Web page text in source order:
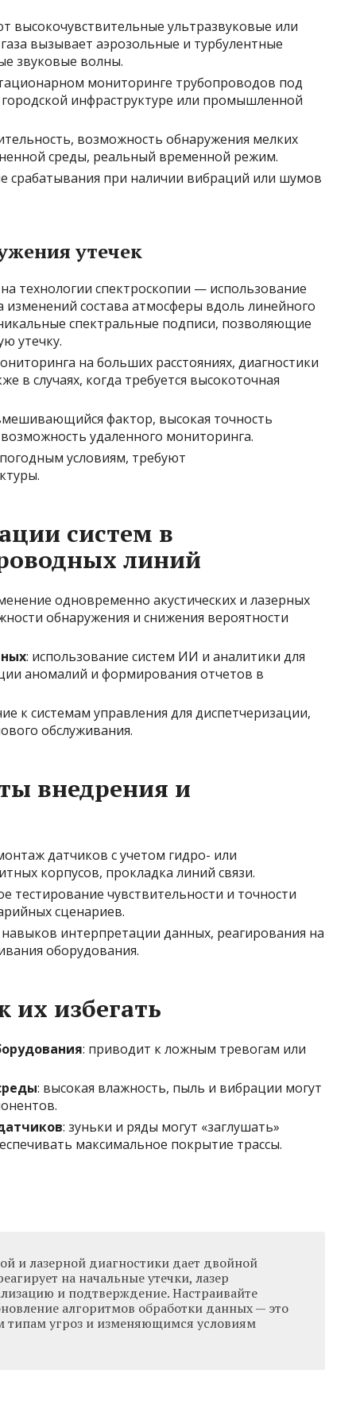
высокочувствительные ультразвуковые или
вызывает аэрозольные и турбулентные
звуковые волны.
мониторинге трубопроводов под
инфраструктуре или промышленной
возможность обнаружения мелких
среды, реальный временной режим.
срабатывания при наличии вибраций или шумов
утечек
технологии спектроскопии — использование
изменений состава атмосферы вдоль линейного
спектральные подписи, позволяющие
утечку.
на больших расстояниях, диагностики
в случаях, когда требуется высокоточная
фактор, высокая точность
удаленного мониторинга.
условиям, требуют
систем в
линий
одновременно акустических и лазерных
обнаружения и снижения вероятности
: использование систем ИИ и аналитики для
аномалий и формирования отчетов в
к системам управления для диспетчеризации,
обслуживания.
внедрения и
датчиков с учетом гидро- или
корпусов, прокладка линий связи.
тестирование чувствительности и точности
сценариев.
навыков интерпретации данных, реагирования на
оборудования.
избегать
: приводит к ложным тревогам или
: высокая влажность, пыль и вибрации могут
: зуньки и ряды могут «заглушать»
максимальное покрытие трассы.
и лазерной диагностики дает двойной
на начальные утечки, лазер
и подтверждение. Настраивайте
алгоритмов обработки данных — это
типам угроз и изменяющимся условиям